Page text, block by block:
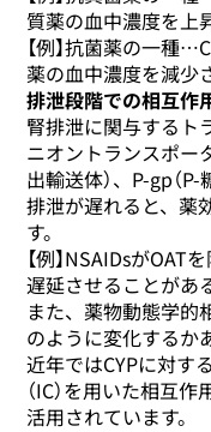
質薬の血中濃度を上
【例】抗菌薬の一種
薬の血中濃度を減少
排泄段階での相互作
腎排泄に関与するト
ニオントランスポー
出輸送体）、P-gp（
排泄が遅れると、薬
す。
【例】NSAIDsが
遅延させることがあ
また、薬物動態学的
のように変化するか
近年ではCYPに対する
（IC）を用いた相互
活用されています。